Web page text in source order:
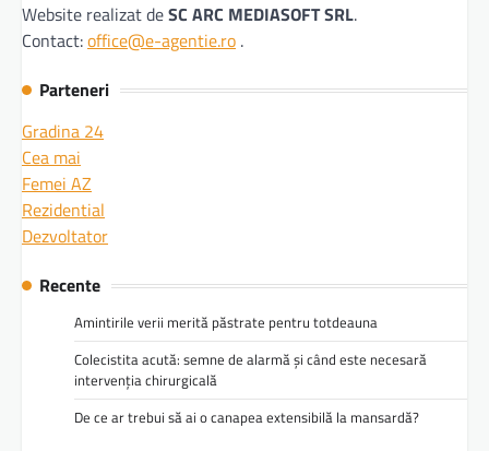
Website realizat deSC ARC MEDIASOFT SRL.
Contact:office@e-agentie.ro .
Parteneri
Gradina 24
Cea mai
Femei AZ
Rezidential
Dezvoltator
Recente
Amintirile verii merită păstrate pentru totdeauna
Colecistita acută: semne de alarmă și când este necesară
intervenția chirurgicală
De ce ar trebui să ai o canapea extensibilă la mansardă?